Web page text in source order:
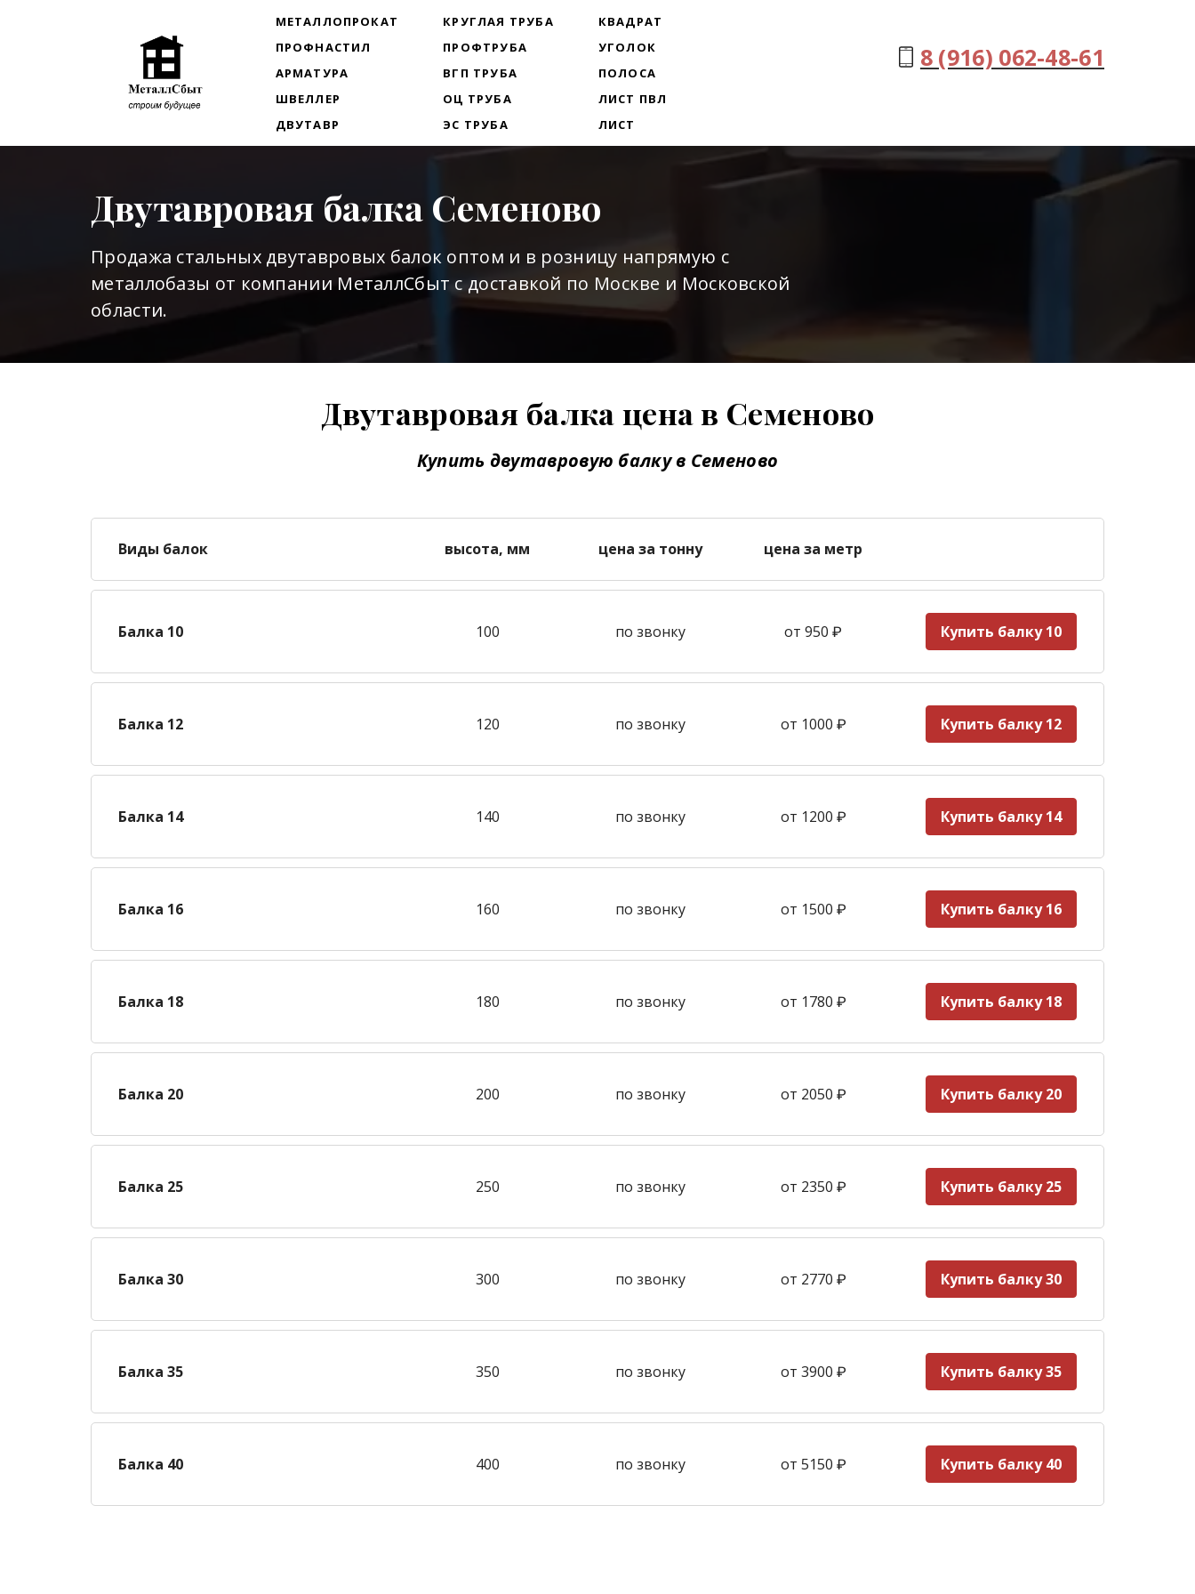
МЕТАЛЛОПРОКАТ
ПРОФНАСТИЛ
АРМАТУРА
ШВЕЛЛЕР
ДВУТАВР
КРУГЛАЯ ТРУБА
ПРОФТРУБА
ВГП ТРУБА
ОЦ ТРУБА
ЭС ТРУБА
КВАДРАТ
УГОЛОК
ПОЛОСА
ЛИСТ ПВЛ
ЛИСТ
8 (916) 062-48-61
Двутавровая балка Семеново
Продажа стальных двутавровых балок оптом и в розницу напрямую с
металлобазы от компании МеталлСбыт с доставкой по Москве и Московской
области.
Двутавровая балка цена в Семеново
Купить двутавровую балку в Семеново
Виды балок высота, мм цена за тонну цена за метр
Балка 10 100 по звонку от 950 ₽ Купить балку 10
Балка 12 120 по звонку от 1000 ₽ Купить балку 12
Балка 14 140 по звонку от 1200 ₽ Купить балку 14
Балка 16 160 по звонку от 1500 ₽ Купить балку 16
Балка 18 180 по звонку от 1780 ₽ Купить балку 18
Балка 20 200 по звонку от 2050 ₽ Купить балку 20
Балка 25 250 по звонку от 2350 ₽ Купить балку 25
Балка 30 300 по звонку от 2770 ₽ Купить балку 30
Балка 35 350 по звонку от 3900 ₽ Купить балку 35
Балка 40 400 по звонку от 5150 ₽ Купить балку 40